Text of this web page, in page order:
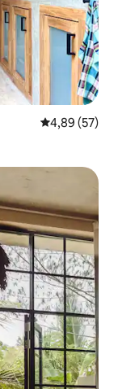
5 üzerinden
4,89 (57)